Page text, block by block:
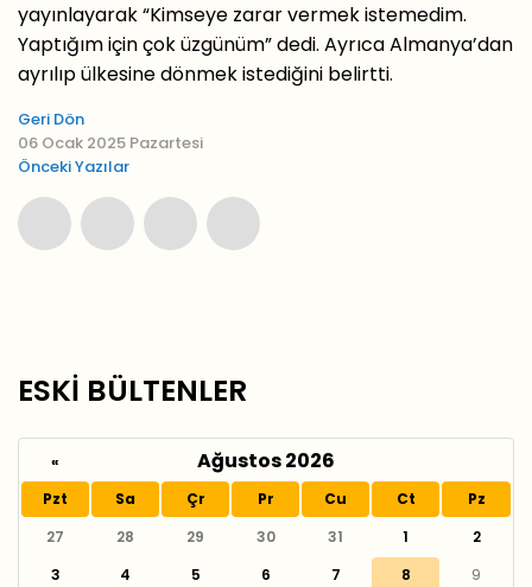
yayınlayarak “Kimseye zarar vermek istemedim.
Yaptığım için çok üzgünüm” dedi. Ayrıca Almanya’dan
ayrılıp ülkesine dönmek istediğini belirtti.
Geri Dön
06 Ocak 2025 Pazartesi
Önceki Yazılar
ESKİ BÜLTENLER
« Ağustos 2026
Pzt Sa Çr Pr Cu Ct
Pz
27
28 29 30 31 1
2
3
4 5 6 7 8 9